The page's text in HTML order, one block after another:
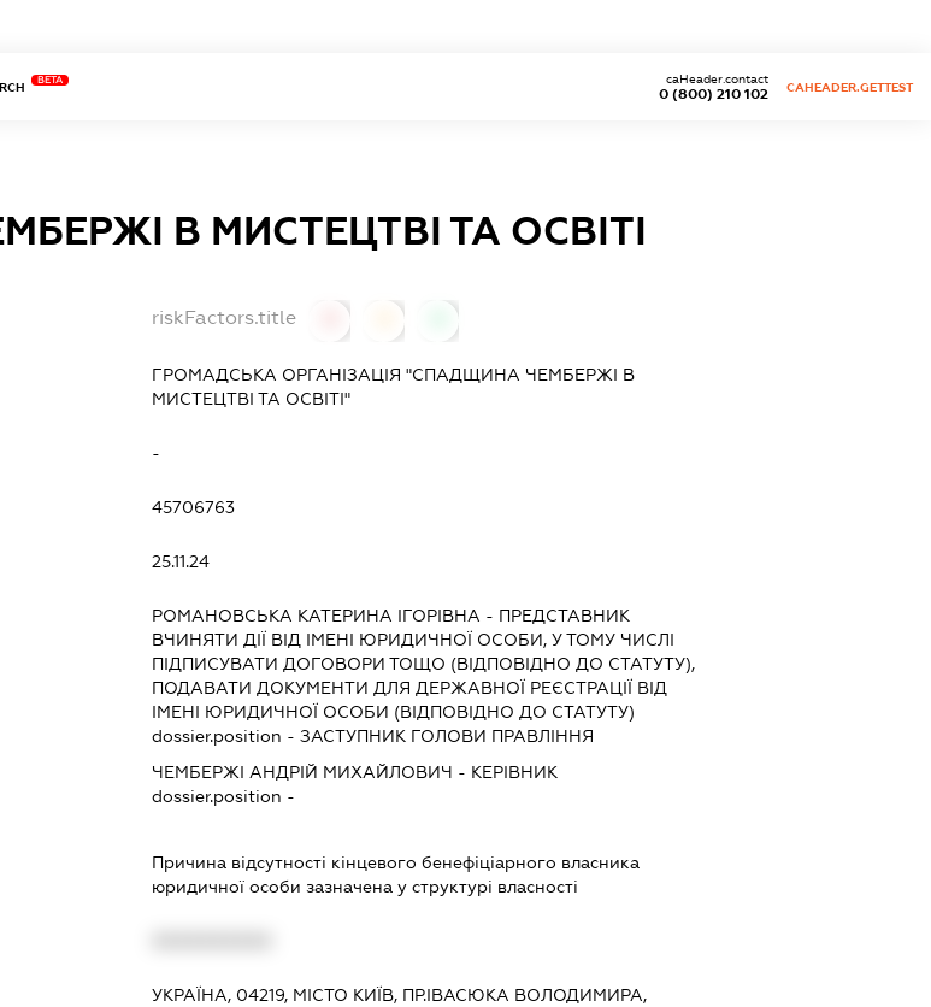
BETA
0 (800) 210 102
caHeader.contact
CAHEADER.GETTEST
В МИСТЕЦТВІ ТА ОСВІТІ
riskFactors.title
ГРОМАДСЬКА ОРГАНІЗАЦІЯ "СПАДЩИНА ЧЕМБЕРЖІ В
МИСТЕЦТВІ ТА ОСВІТІ"
-
45706763
25.11.24
РОМАНОВСЬКА КАТЕРИНА ІГОРІВНА - ПРЕДСТАВНИК
ВЧИНЯТИ ДІЇ ВІД ІМЕНІ ЮРИДИЧНОЇ ОСОБИ, У ТОМУ ЧИСЛІ
ПІДПИСУВАТИ ДОГОВОРИ ТОЩО (ВІДПОВІДНО ДО СТАТУТУ),
ПОДАВАТИ ДОКУМЕНТИ ДЛЯ ДЕРЖАВНОЇ РЕЄСТРАЦІЇ ВІД
ІМЕНІ ЮРИДИЧНОЇ ОСОБИ (ВІДПОВІДНО ДО СТАТУТУ)
dossier.position - ЗАСТУПНИК ГОЛОВИ ПРАВЛІННЯ
ЧЕМБЕРЖІ АНДРІЙ МИХАЙЛОВИЧ - КЕРІВНИК
dossier.position -
Причина відсутності кінцевого бенефіціарного власника
юридичної особи зазначена у структурі власності
УКРАЇНА, 04219, МІСТО КИЇВ, ПР.ІВАСЮКА ВОЛОДИМИРА,